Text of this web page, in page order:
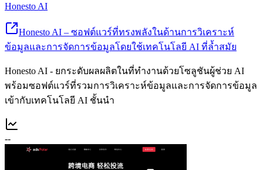
Honesto AI
Honesto AI – ซอฟต์แวร์ที่ทรงพลังในด้านการวิเคราะห์
ข้อมูลและการจัดการข้อมูลโดยใช้เทคโนโลยี AI ที่ล้ำสมัย
Honesto AI - ยกระดับผลผลิตในที่ทำงานด้วยโซลูชันผู้ช่วย AI
พร้อมซอฟต์แวร์ที่รวมการวิเคราะห์ข้อมูลและการจัดการข้อมูล
เข้ากับเทคโนโลยี AI ชั้นนำ
--